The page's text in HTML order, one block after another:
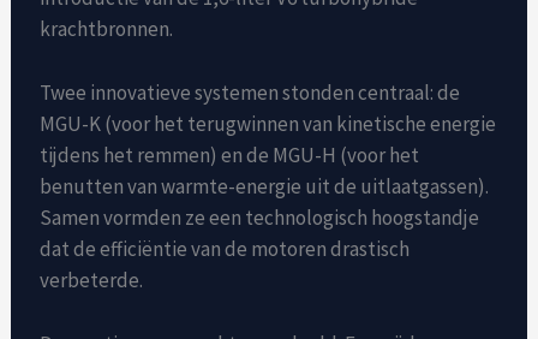
krachtbronnen.
Twee innovatieve systemen stonden centraal: de
MGU-K (voor het terugwinnen van kinetische energie
tijdens het remmen) en de MGU-H (voor het
benutten van warmte-energie uit de uitlaatgassen).
Samen vormden ze een technologisch hoogstandje
dat de efficiëntie van de motoren drastisch
verbeterde.